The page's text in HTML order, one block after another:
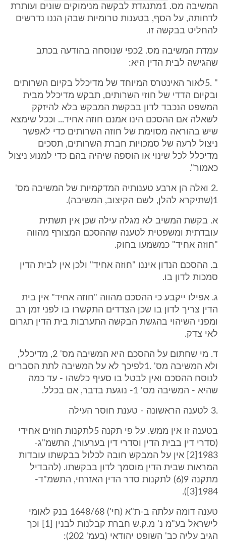
המשיבה מס. 1מתנגדת לבקשה מנימוקים שונים ועותרת
לדחותה, על הסף, בטענות טרומיות שבהן הננו נדרשים
להחליט בבקשה זו.
עמדת המשיבה מס. 2כפי שנוסחה בהודעה בכתב
שהגישה לבית הדין היא:
" .5לאור האינטרס המיוחד של מדיכלל בקיום השרותים
ובקיום הדדי של חוזי השרותים, תבקש מדיכלל מבית
המשפט הנכבד לדון בבקשת המבקש בלא להיזקק
לשאלה אם ההסכם הינו אמנם חוזה אחיד... וככל שימצא
שיש בהוראה מסוימת של חוזה השרותים כדי לאפשר
ניצול לרעה של סמכויות חברת השרותים, תסכים
מדיכלל לכל שינוי או הוספה שיהיה בהם כדי למנוע ניצול
כאמור".
.2 ואלה הן ארבע טענותיה המדקמיות של המשיבה מס'
1(שתיקרא להלן, לשם הקיצוב, המשיבה).
א. בקשת המשיב לא מגלה עילה שכן אין תשתית
עובדתית ומשפטית לטענה שההסכם המצורף מהווה
"חוזה אחיד" כמשמעו בחוק.
ב. ההסכם הנדון איננו "חוזה אחיד" ולכן אין לבית הדין
סמכות לדון בו.
ג. אפילו ייקבע כי ההסכם מהווה "חוזה אחיד" אין בית
הדין צריך לדון בו שכן הצדדים התקשרו בו לפני זמן רב
ומפני השיהוי בהגשת הבקשה התערבות בית הדין תגרום
לאי צדק.
ד. מי שחתום על ההסכם היא המשיבה מס' 2, מדיכלל,
ולא המשיבה מס' .1לפיכך לא על המשיבה לתת הסברים
לנוסח ההסכם ואין לבטל בו סעיף כלשהו - עד כמה
שהיא - המשיבה מס' 1- נוגעת בדבר, אם בכלל.
.3 לטענה הראשונה - טענת חוסר העילה
בטענה זו אין ממש. על פי תקנה 5לתקנות חוזים אחידי
(סדרי דין בבית הדין וסדרי דין בערעור), התשמ"ג-
1983[2] אין על המבקש חובה לכלול בבקשתו עובדות
המראות שבית הדין מוסמך לדון בבקשתו. (להבדיל
מתקנה 9(6) לתקנות סדר הדין האזרחי, התשמ"ד-
1984[3]).
טענה דומה עלתה ב-ת"א (חי') 1648/68 בנק לאומי
לישראל בע"מ נ' מ.ק.ש חברת קבלנות לבנין [1] וכך
הגיב עליה כב' השופט יהודאי (בעמ' 202):